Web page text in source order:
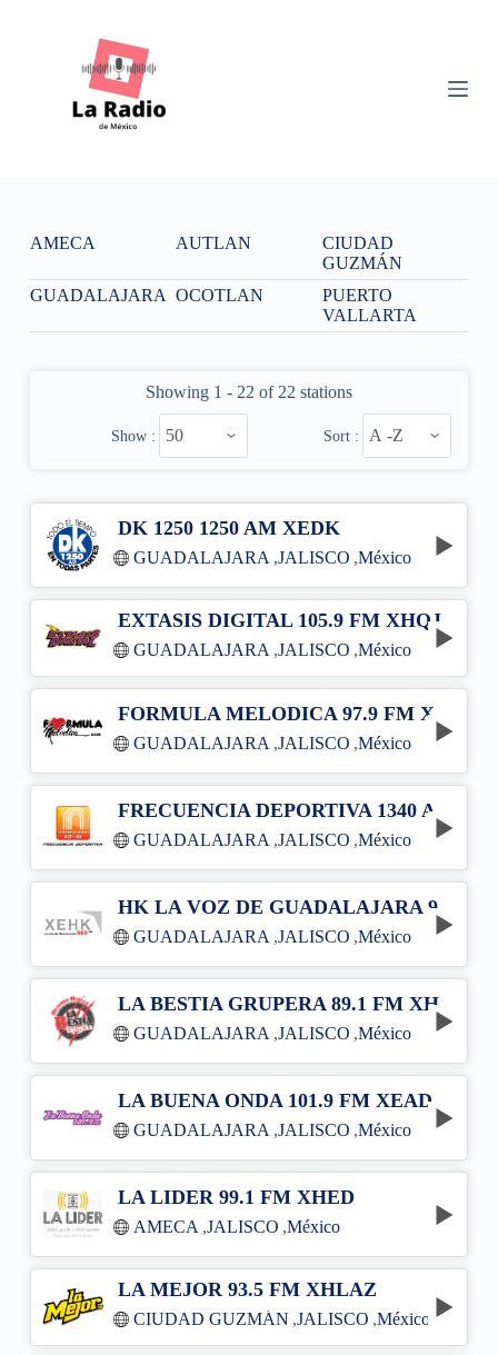
AMECA AUTLAN
CIUDAD
GUZMÁN
GUADALAJARA
OCOTLAN
PUERTO
VALLARTA
Showing 1 - 22 of 22 stations
Show : Sort :
DK 1250 1250 AM XEDK
GUADALAJARA ,JALISCO ,México
EXTASIS DIGITAL 105.9 FM XHQJ
GUADALAJARA ,JALISCO ,México
GUADALAJARA ,JALISCO ,México
GUADALAJARA ,JALISCO ,México
HK LA VOZ DE GUADALAJARA 960 AM XEHK
GUADALAJARA ,JALISCO ,México
LA BESTIA GRUPERA 89.1 FM XHGDA
GUADALAJARA ,JALISCO ,México
GUADALAJARA ,JALISCO ,México
LA LIDER 99.1 FM XHED
AMECA ,JALISCO ,México
LA MEJOR 93.5 FM XHLAZ
CIUDAD GUZMÁN ,JALISCO ,México